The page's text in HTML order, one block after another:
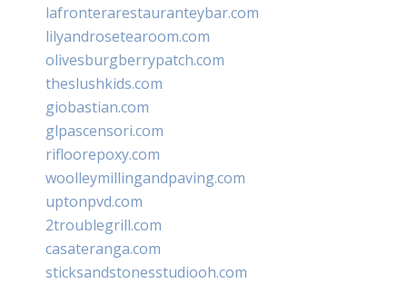
lafronterarestauranteybar.com
lilyandrosetearoom.com
olivesburgberrypatch.com
theslushkids.com
giobastian.com
glpascensori.com
rifloorepoxy.com
woolleymillingandpaving.com
uptonpvd.com
2troublegrill.com
casateranga.com
sticksandstonesstudiooh.com